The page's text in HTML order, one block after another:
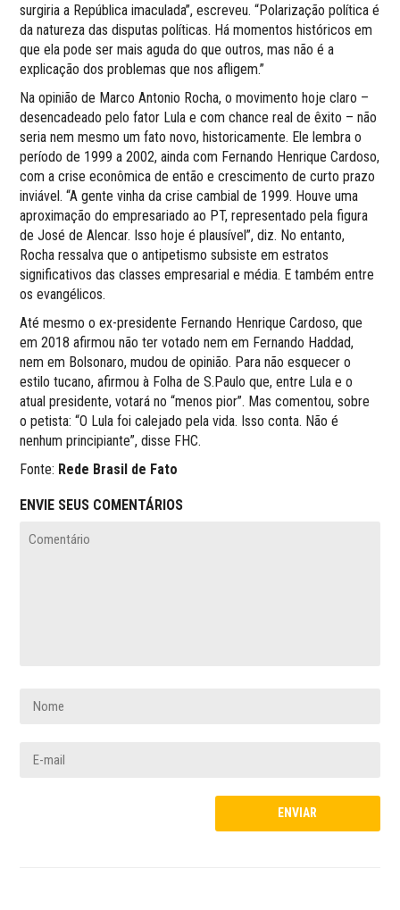
surgiria a República imaculada”, escreveu. “Polarização política é
da natureza das disputas políticas. Há momentos históricos em
que ela pode ser mais aguda do que outros, mas não é a
explicação dos problemas que nos afligem.”
Na opinião de Marco Antonio Rocha, o movimento hoje claro –
desencadeado pelo fator Lula e com chance real de êxito – não
seria nem mesmo um fato novo, historicamente. Ele lembra o
período de 1999 a 2002, ainda com Fernando Henrique Cardoso,
com a crise econômica de então e crescimento de curto prazo
inviável. “A gente vinha da crise cambial de 1999. Houve uma
aproximação do empresariado ao PT, representado pela figura
de José de Alencar. Isso hoje é plausível”, diz. No entanto,
Rocha ressalva que o antipetismo subsiste em estratos
significativos das classes empresarial e média. E também entre
os evangélicos.
Até mesmo o ex-presidente Fernando Henrique Cardoso, que
em 2018 afirmou não ter votado nem em Fernando Haddad,
nem em Bolsonaro, mudou de opinião. Para não esquecer o
estilo tucano, afirmou à Folha de S.Paulo que, entre Lula e o
atual presidente, votará no “menos pior”. Mas comentou, sobre
o petista: “O Lula foi calejado pela vida. Isso conta. Não é
nenhum principiante”, disse FHC.
Fonte: Rede Brasil de Fato
ENVIE SEUS COMENTÁRIOS